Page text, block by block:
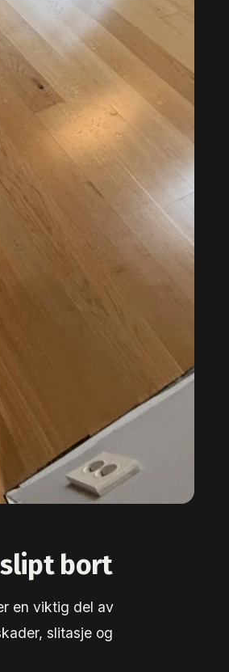
bort
en viktig del av
slitasje og